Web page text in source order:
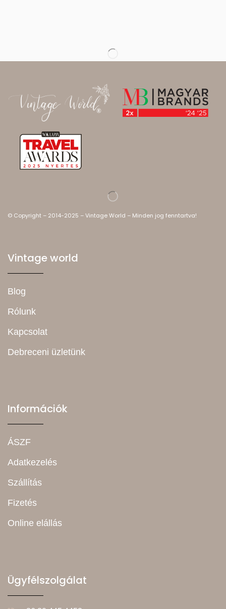
© Copyright – 2014-2025 – Vintage World – Minden jog fenntartva!
Vintage world
Blog
Rólunk
Kapcsolat
Debreceni üzletünk
Információk
ÁSZF
Adatkezelés
Szállítás
Fizetés
Online elállás
Ügyfélszolgálat